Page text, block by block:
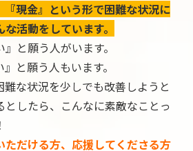
現金』という形で困難な状況に
活動をしています。
と願う人がいます。
と願う人もいます。
な状況を少しでも改善しようと
したら、こんなに素敵なことっ
だける方、応援してくださる方